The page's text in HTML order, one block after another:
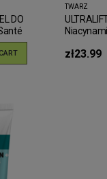
DO
TWARZ
dzień
zł23.99